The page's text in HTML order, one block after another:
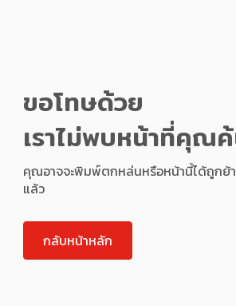
ขอโทษด้วย
เราไม่พบหน้าที่คุณ
คุณอาจจะพิมพ์ตกหล่นหรือหน้านี้ได้ถูกย้
แล้ว
กลับหน้าหลัก